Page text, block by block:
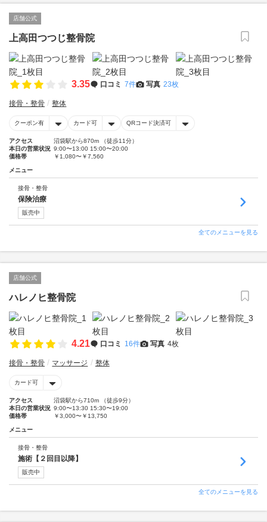
店舗公式
上高田つつじ整骨院
3.35 口コミ 7件 写真 23枚
接骨・整骨 整体
クーポン有 カード可 QRコード決済可
アクセス
沼袋駅から870m （徒歩11分）
本日の営業状況 9:00〜13:00 15:00〜20:00
価格帯
￥1,080〜￥7,560
メニュー
接骨・整骨
保険治療
販売中
全てのメニューを見る
店舗公式
ハレノヒ整骨院
4.21 口コミ 16件 写真 4枚
接骨・整骨 マッサージ 整体
カード可
アクセス
沼袋駅から710m （徒歩9分）
本日の営業状況 9:00〜13:30 15:30〜19:00
価格帯
￥3,000〜￥13,750
メニュー
接骨・整骨
施術【２回目以降】
販売中
全てのメニューを見る